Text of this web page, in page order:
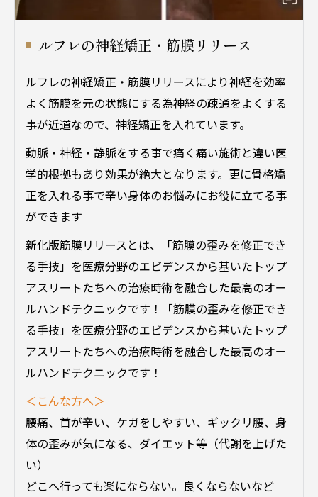
ルフレの神経矯正・筋膜リリース
ルフレの神経矯正・筋膜リリースにより神経を効率
よく筋膜を元の状態にする為神経の疎通をよくする
事が近道なので、神経矯正を入れています。
動脈・神経・静脈をする事で痛く痛い施術と違い医
学的根拠もあり効果が絶大となります。更に骨格矯
正を入れる事で辛い身体のお悩みにお役に立てる事
ができます
新化版筋膜リリースとは、「筋膜の歪みを修正でき
る手技」を医療分野のエビデンスから基いたトップ
アスリートたちへの治療時術を融合した最高のオー
ルハンドテクニックです！
「筋膜の歪みを修正でき
る手技」を医療分野のエビデンスから基いたトップ
アスリートたちへの治療時術を融合した最高のオー
ルハンドテクニックです！
＜こんな方へ＞
腰痛、首が辛い、ケガをしやすい、ギックリ腰、身
体の歪みが気になる、ダイエット等（代謝を上げた
い）
どこへ行っても楽にならない。良くならないなど